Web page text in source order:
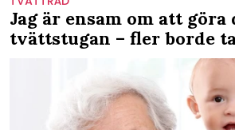
Jag är ensam om att göra
tvättstugan – fler borde